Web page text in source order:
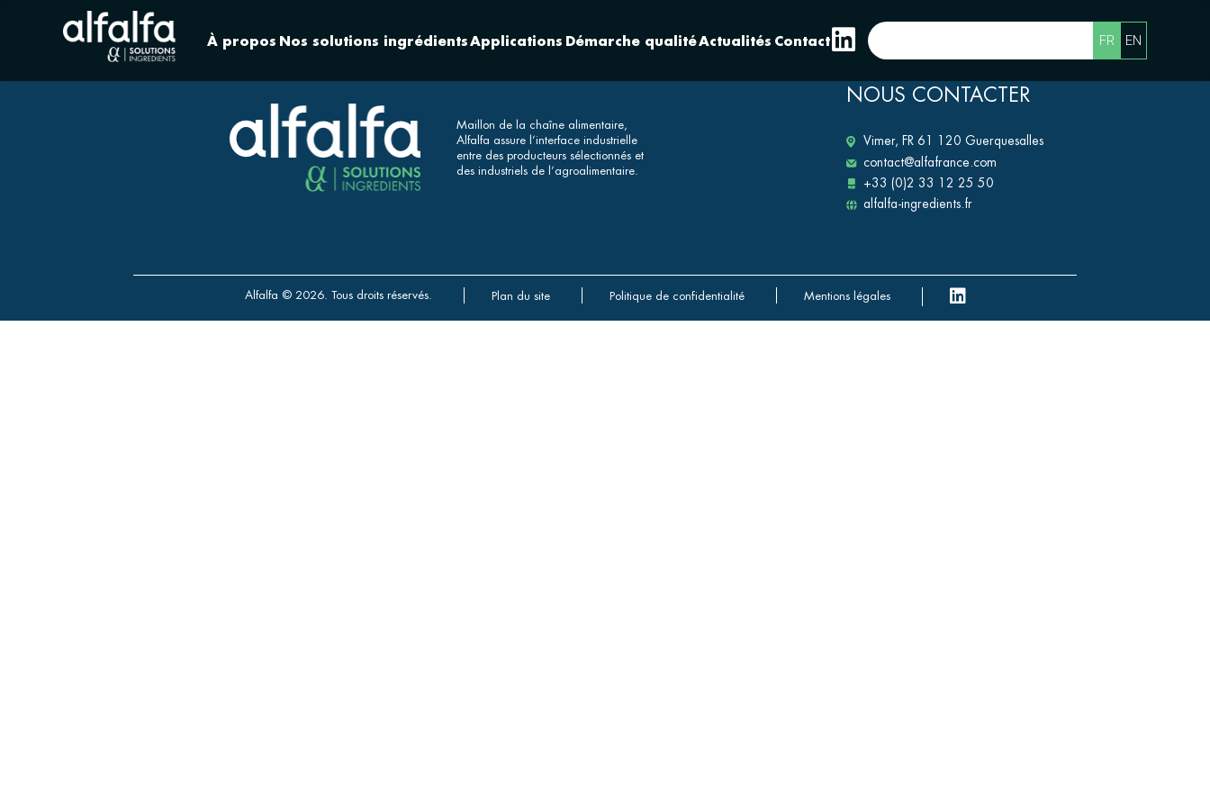
À propos Nos solutions ingrédients Applications Démarche qualitéActualités Contact EN
FR
Maillon de la chaîne alimentaire,
Alfalfa assure l’interface industrielle
entre des producteurs sélectionnés et
des industriels de l’agroalimentaire.
NOUS CONTACTER
Vimer, FR 61 120 Guerquesalles
contact@alfafrance.com
+33 (0)2 33 12 25 50
alfalfa-ingredients.fr
Alfalfa © 2026. Tous droits réservés. Plan du site Politique de confidentialité Mentions légales